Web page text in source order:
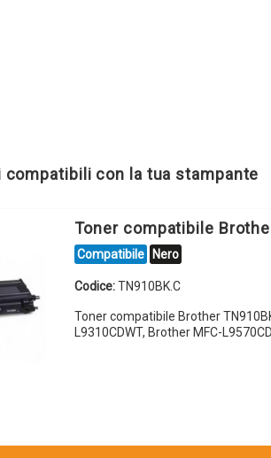
compatibili con la tua stampante
Toner compatibile
Compatibile Nero
Codice:TN910BK.C
Toner compatibile Brother
L9310CDWT, Brother MFC-